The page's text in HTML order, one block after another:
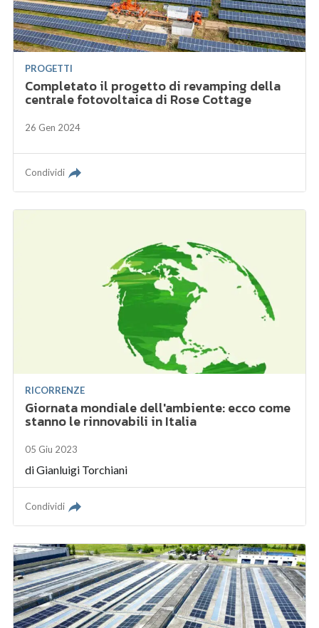
PROGETTI
Completato il progetto di revamping della
centrale fotovoltaica di Rose Cottage
26 Gen 2024
Condividi
RICORRENZE
Giornata mondiale dell'ambiente: ecco come
stanno le rinnovabili in Italia
05 Giu 2023
diGianluigi Torchiani
Condividi